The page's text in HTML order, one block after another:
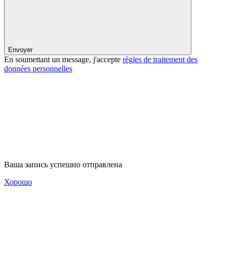
Envoyer
En soumettant un message, j'accepte règles de traitement des
données personnelles
Ваша запись успешно отправлена
Хорошо